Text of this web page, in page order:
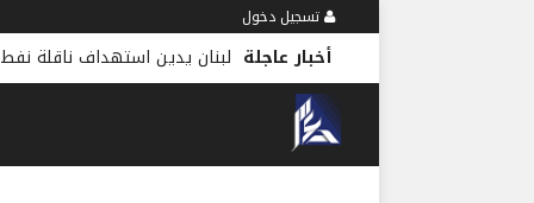
تسجيل دخول
أخبار عاجلة لبنان يدين استهداف ناقلة